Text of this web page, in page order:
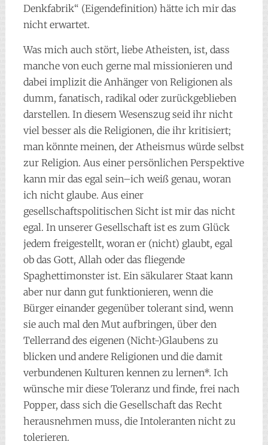
Denkfabrik“ (Eigendefinition) hätte ich mir das
nicht erwartet.
Was mich auch stört, liebe Atheisten, ist, dass
manche von euch gerne mal missionieren und
dabei implizit die Anhänger von Religionen als
dumm, fanatisch, radikal oder zurückgeblieben
darstellen. In diesem Wesenszug seid ihr nicht
viel besser als die Religionen, die ihr kritisiert;
man könnte meinen, der Atheismus würde selbst
zur Religion. Aus einer persönlichen Perspektive
kann mir das egal sein–ich weiß genau, woran
ich nicht glaube. Aus einer
gesellschaftspolitischen Sicht ist mir das nicht
egal. In unserer Gesellschaft ist es zum Glück
jedem freigestellt, woran er (nicht) glaubt, egal
ob das Gott, Allah oder das fliegende
Spaghettimonster ist. Ein säkularer Staat kann
aber nur dann gut funktionieren, wenn die
Bürger einander gegenüber tolerant sind, wenn
sie auch mal den Mut aufbringen, über den
Tellerrand des eigenen (Nicht-)Glaubens zu
blicken und andere Religionen und die damit
verbundenen Kulturen kennen zu lernen*. Ich
wünsche mir diese Toleranz und finde, frei nach
Popper, dass sich die Gesellschaft das Recht
herausnehmen muss, die Intoleranten nicht zu
tolerieren.